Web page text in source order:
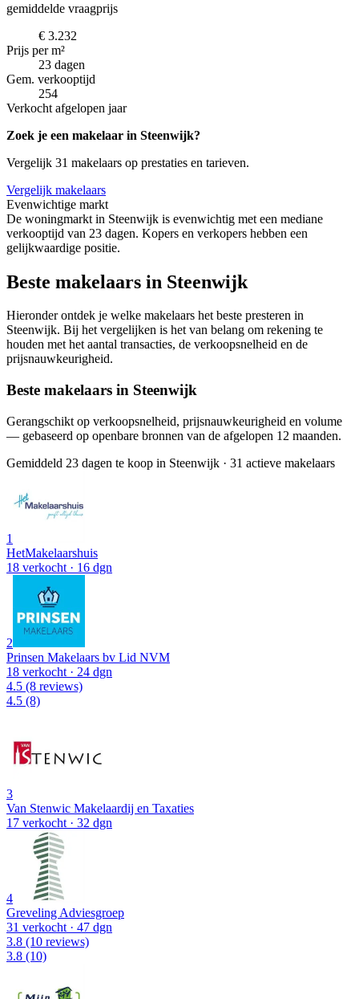
gemiddelde vraagprijs
€ 3.232
Prijs per m²
23 dagen
Gem. verkooptijd
254
Verkocht afgelopen jaar
Zoek je een makelaar in Steenwijk?
Vergelijk 31 makelaars op prestaties en tarieven.
Vergelijk makelaars
Evenwichtige markt
De woningmarkt in Steenwijk is evenwichtig met een mediane
verkooptijd van 23 dagen. Kopers en verkopers hebben een
gelijkwaardige positie.
Beste makelaars in Steenwijk
Hieronder ontdek je welke makelaars het beste presteren in
Steenwijk. Bij het vergelijken is het van belang om rekening te
houden met het aantal transacties, de verkoopsnelheid en de
prijsnauwkeurigheid.
Beste makelaars in Steenwijk
Gerangschikt op verkoopsnelheid, prijsnauwkeurigheid en volume
— gebaseerd op openbare bronnen van de afgelopen 12 maanden.
Gemiddeld 23 dagen te koop in Steenwijk · 31 actieve makelaars
1
HetMakelaarshuis
18 verkocht · 16 dgn
2
Prinsen Makelaars bv Lid NVM
18 verkocht · 24 dgn
4.5 (8 reviews)
4.5 (8)
3
Van Stenwic Makelaardij en Taxaties
17 verkocht · 32 dgn
4
Greveling Adviesgroep
31 verkocht · 47 dgn
3.8 (10 reviews)
3.8 (10)